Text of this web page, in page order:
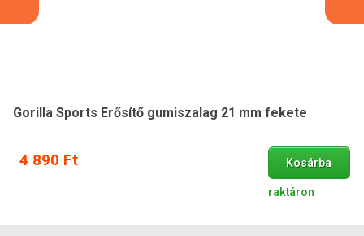
Gorilla Sports Erősítő gumiszalag 21 mm fekete
4 890 Ft Kosárba
raktáron